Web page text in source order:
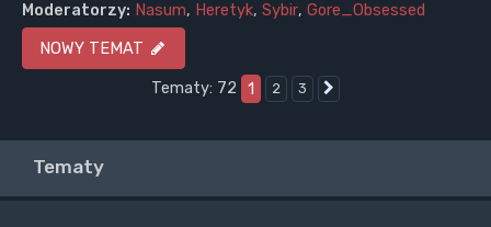
Moderatorzy: Nasum, Heretyk, Sybir, Gore_Obsessed
NOWY TEMAT
Tematy: 72
1 2 3
Tematy